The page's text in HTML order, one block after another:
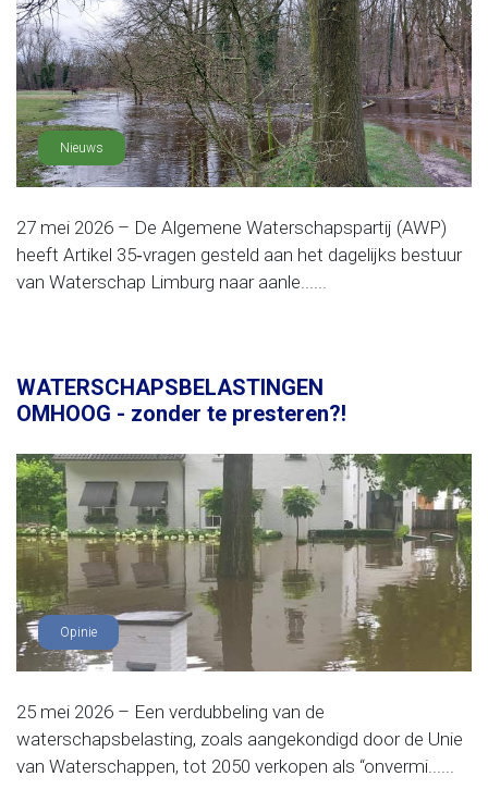
Nieuws
27 mei 2026 – De Algemene Waterschapspartij (AWP)
heeft Artikel 35‑vragen gesteld aan het dagelijks bestuur
van Waterschap Limburg naar aanle......
WATERSCHAPSBELASTINGEN
OMHOOG - zonder te presteren?!
Opinie
25 mei 2026 – Een verdubbeling van de
waterschapsbelasting, zoals aangekondigd door de Unie
van Waterschappen, tot 2050 verkopen als “onvermi......